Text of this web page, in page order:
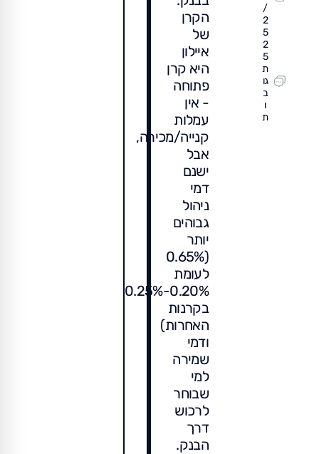
/
2
5
2
5
ת
גו
ב
ו
ת
הקרן
של
איילון
היא קרן
פתוחה
- אין
עמלות
קנייה/מכירה,
אבל
ישנם
דמי
ניהול
גבוהים
יותר
(0.65%
לעומת
0.20%-0.25%
בקרנות
האחרות)
ודמי
שמירה
למי
שבוחר
לרכוש
דרך
הבנק.